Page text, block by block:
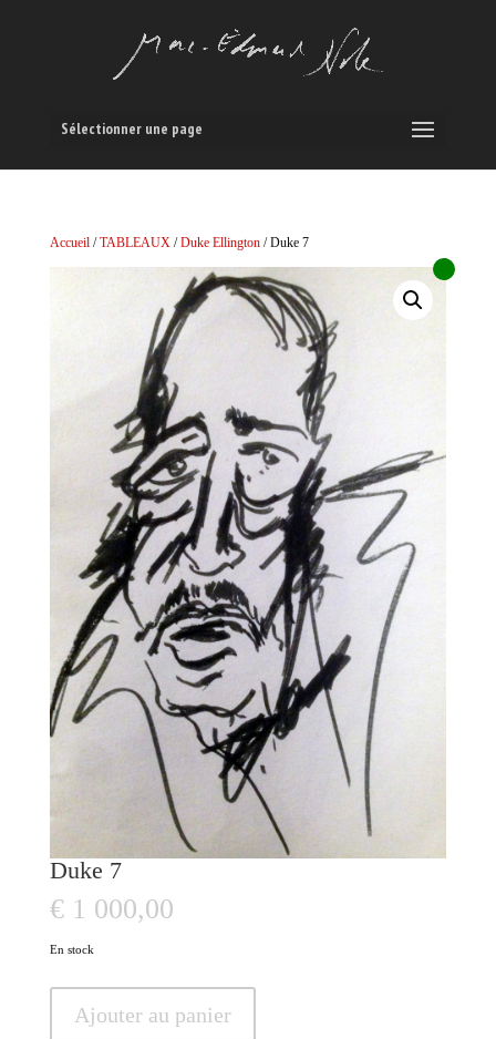
Sélectionner une page
Accueil/TABLEAUX/Duke Ellington/ Duke 7
Duke 7
€1 000,00
En stock
Ajouter au panier